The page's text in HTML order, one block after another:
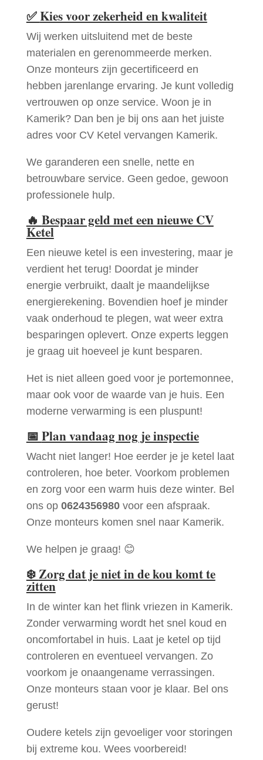
✅Kies voor zekerheid en kwaliteit
Wij werken uitsluitend met de beste
materialen en gerenommeerde merken.
Onze monteurs zijn gecertificeerd en
hebben jarenlange ervaring. Je kunt volledig
vertrouwen op onze service. Woon je in
Kamerik? Dan ben je bij ons aan het juiste
adres voor CV Ketel vervangen Kamerik.
We garanderen een snelle, nette en
betrouwbare service. Geen gedoe, gewoon
professionele hulp.
🔥 Bespaar geld met een nieuwe CV
Ketel
Een nieuwe ketel is een investering, maar je
verdient het terug! Doordat je minder
energie verbruikt, daalt je maandelijkse
energierekening. Bovendien hoef je minder
vaak onderhoud te plegen, wat weer extra
besparingen oplevert. Onze experts leggen
je graag uit hoeveel je kunt besparen.
Het is niet alleen goed voor je portemonnee,
maar ook voor de waarde van je huis. Een
moderne verwarming is een pluspunt!
📅 Plan vandaag nog je inspectie
Wacht niet langer! Hoe eerder je je ketel laat
controleren, hoe beter. Voorkom problemen
en zorg voor een warm huis deze winter. Bel
ons op 0624356980voor een afspraak.
Onze monteurs komen snel naar Kamerik.
We helpen je graag! 😊
❄️Zorg dat je niet in de kou komt te
zitten
In de winter kan het flink vriezen in Kamerik.
Zonder verwarming wordt het snel koud en
oncomfortabel in huis. Laat je ketel op tijd
controleren en eventueel vervangen. Zo
voorkom je onaangename verrassingen.
Onze monteurs staan voor je klaar. Bel ons
gerust!
Oudere ketels zijn gevoeliger voor storingen
bij extreme kou. Wees voorbereid!